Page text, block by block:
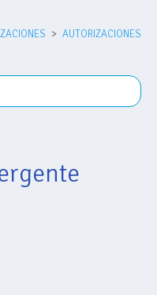
AUTORIZACIONES